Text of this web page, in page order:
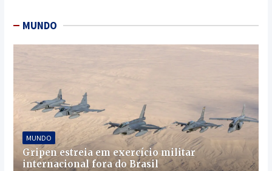
MUNDO
MUNDO
Gripen estreia em exercício militar
internacional fora do Brasil